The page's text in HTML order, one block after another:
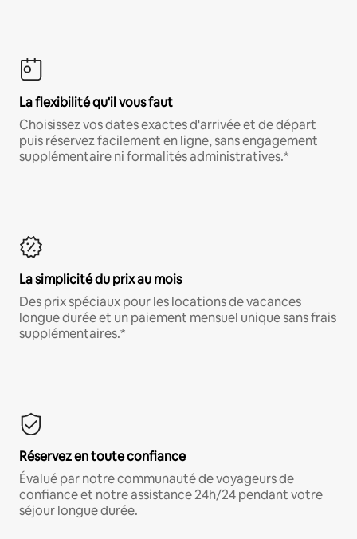
La flexibilité qu'il vous faut
Choisissez vos dates exactes d'arrivée et de départ
puis réservez facilement en ligne, sans engagement
supplémentaire ni formalités administratives.*
La simplicité du prix au mois
Des prix spéciaux pour les locations de vacances
longue durée et un paiement mensuel unique sans frais
supplémentaires.*
Réservez en toute confiance
Évalué par notre communauté de voyageurs de
confiance et notre assistance 24h/24 pendant votre
séjour longue durée.